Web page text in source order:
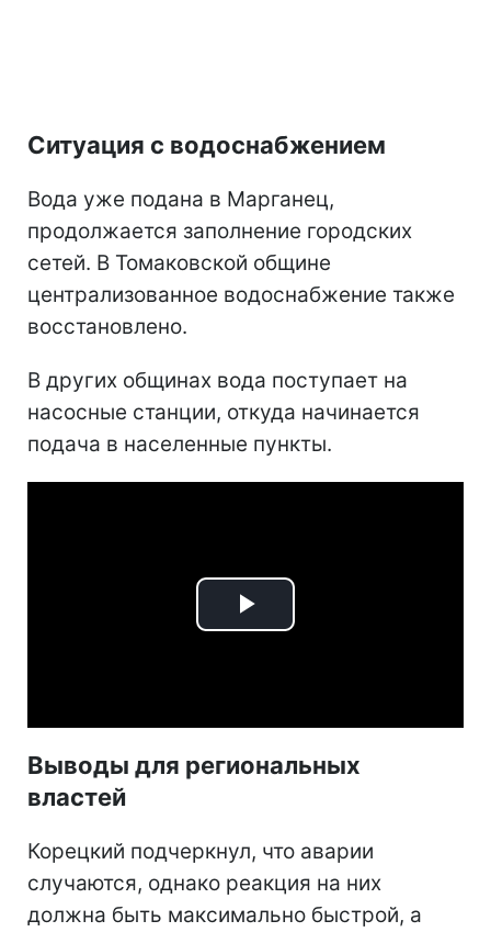
Ситуация с водоснабжением
Вода уже подана в Марганец,
продолжается заполнение городских
сетей. В Томаковской общине
централизованное водоснабжение также
восстановлено.
В других общинах вода поступает на
насосные станции, откуда начинается
подача в населенные пункты.
Play
Выводы для региональных
властей
Корецкий подчеркнул, что аварии
случаются, однако реакция на них
должна быть максимально быстрой, а